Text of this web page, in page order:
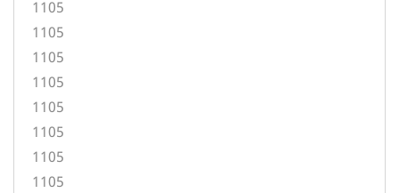
1105
1105
1105
1105
1105
1105
1105
1105